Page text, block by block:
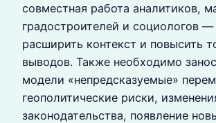
совместная работа аналитиков,
градостроителей и социологов —
расширить контекст и повысить
выводов. Также необходимо
модели «непредсказуемые»
геополитические риски,
законодательства, появление